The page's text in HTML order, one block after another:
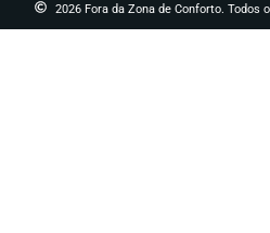
2026 Fora da Zona de Conforto. Todos